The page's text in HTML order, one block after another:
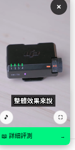
巴士 門,
一位就讀中三的
步步變成真正可
全文
×
🎵 ⛶
📖 詳細評測 →